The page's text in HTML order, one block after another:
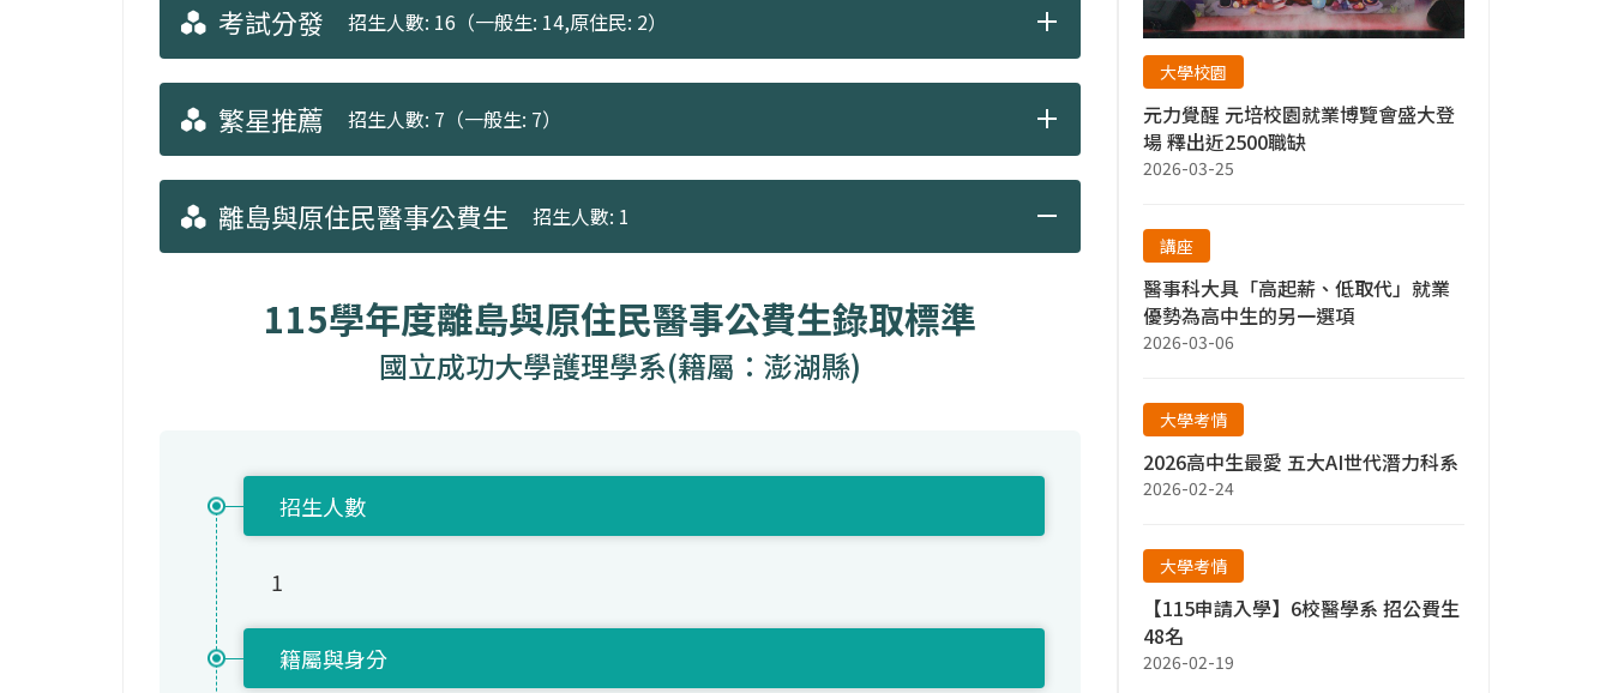
考試分發 招生人數: 16（一般生: 14,原住民: 2）
繁星推薦 招生人數: 7（一般生: 7）
離島與原住民醫事公費生 招生人數: 1
115學年度離島與原住民醫事公費生錄取標準
國立成功大學護理學系(籍屬：澎湖縣)
招生人數
1
籍屬與身分
大學校園
元力覺醒 元培校園就業博覽會盛大登
場 釋出近2500職缺
2026-03-25
講座
醫事科大具「高起薪、低取代」就業
優勢為高中生的另一選項
2026-03-06
大學考情
2026高中生最愛 五大AI世代潛力科系
2026-02-24
大學考情
【115申請入學】6校醫學系 招公費生
48名
2026-02-19